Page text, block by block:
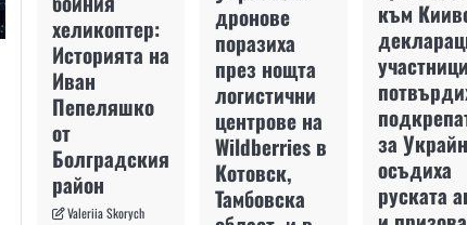
хеликоптер:
Историята на
Иван
Пепеляшко
от
Болградския
район
Valeriia Skorych
дронове
поразиха
през нощта
логистични
центрове на
Wildberries в
Котовск,
Тамбовска
към
за
осъдиха
руската